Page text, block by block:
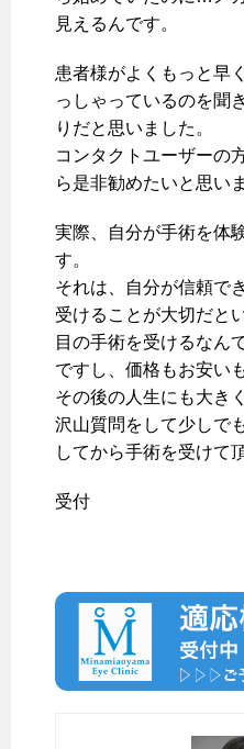
見えるんです。
患者様がよくもっと早
っしゃっているのを聞
りだと思いました。
コンタクトユーザーの
ら是非勧めたいと思い
実際、自分が手術を体
す。
それは、自分が信頼で
受けることが大切だと
目の手術を受けるなん
ですし、価格もお安い
その後の人生にも大き
沢山質問をして少しで
してから手術を受けて
受付